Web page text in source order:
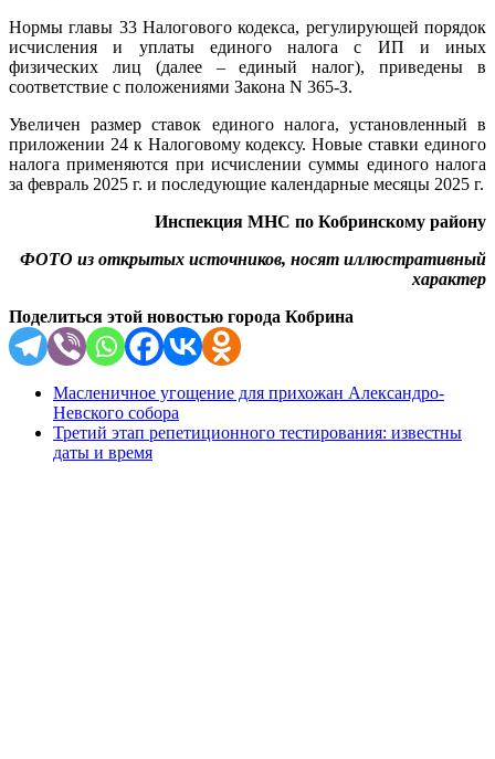
Нормы главы 33 Налогового кодекса, регулирующей порядок
исчисления и уплаты единого налога с ИП и иных
физических лиц (далее – единый налог), приведены в
соответствие с положениями Закона N 365-З.
Увеличен размер ставок единого налога, установленный в
приложении 24 к Налоговому кодексу. Новые ставки единого
налога применяются при исчислении суммы единого налога
за февраль 2025 г. и последующие календарные месяцы 2025 г.
Инспекция МНС по Кобринскому району
ФОТО из открытых источников, носят иллюстративный
характер
Поделиться этой новостью города Кобрина
Масленичное угощение для прихожан Александро-
Невского собора
Третий этап репетиционного тестирования: известны
даты и время